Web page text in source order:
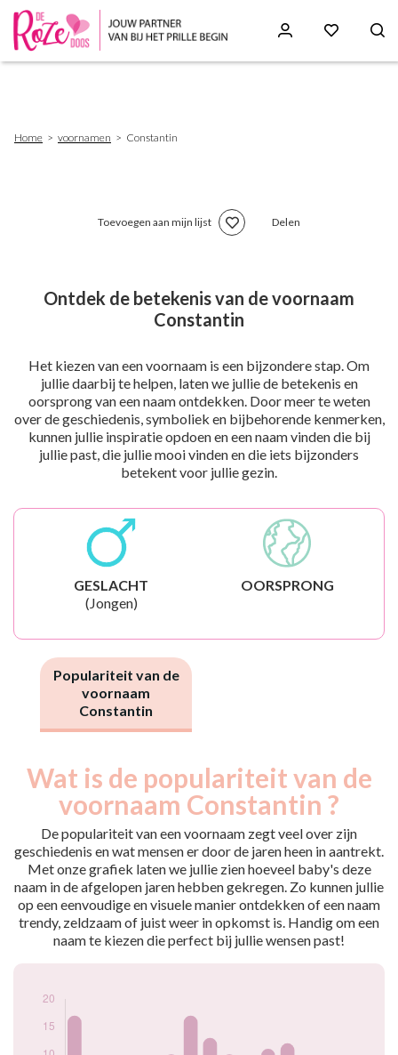
Home voornamen Constantin
Toevoegen aan mijn lijst Delen
Ontdek de betekenis van de voornaam
Constantin
Het kiezen van een voornaam is een bijzondere stap. Om
jullie daarbij te helpen, laten we jullie de betekenis en
oorsprong van een naam ontdekken. Door meer te weten
over de geschiedenis, symboliek en bijbehorende kenmerken,
kunnen jullie inspiratie opdoen en een naam vinden die bij
jullie past, die jullie mooi vinden en die iets bijzonders
betekent voor jullie gezin.
GESLACHT
(Jongen)
OORSPRONG
Populariteit van de
voornaam
Constantin
Wat is de populariteit van de
voornaam Constantin ?
De populariteit van een voornaam zegt veel over zijn
geschiedenis en wat mensen er door de jaren heen in aantrekt.
Met onze grafiek laten we jullie zien hoeveel baby's deze
naam in de afgelopen jaren hebben gekregen. Zo kunnen jullie
op een eenvoudige en visuele manier ontdekken of een naam
trendy, zeldzaam of juist weer in opkomst is. Handig om een
naam te kiezen die perfect bij jullie wensen past!
Année
Nouveaux-
nés
10
2010
17
2011
6
2012
9
2013
6
2014
7
2015
10
17
2019
2020
11
2021